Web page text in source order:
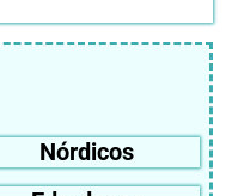
Nórdicos